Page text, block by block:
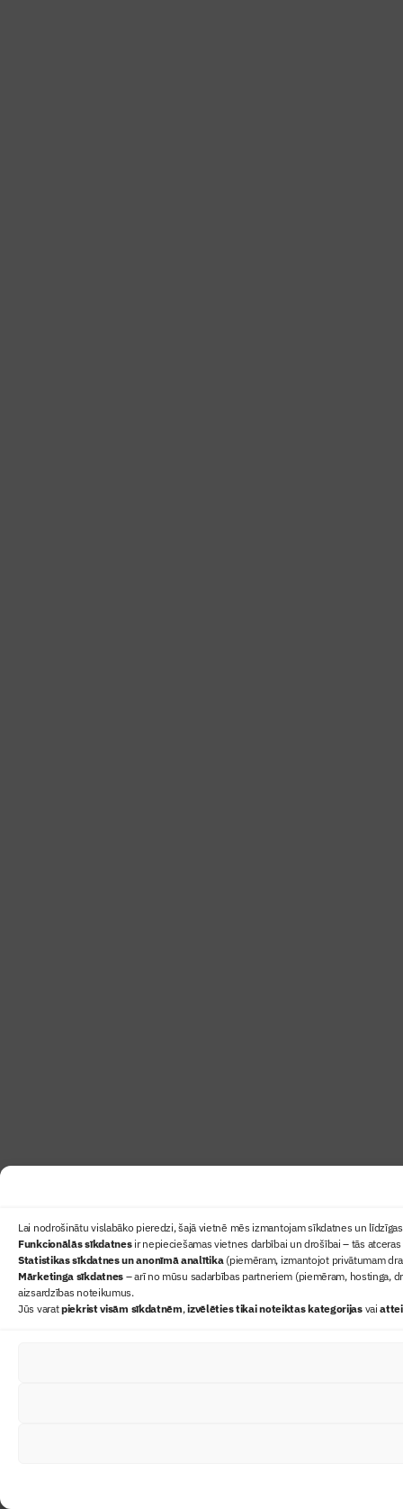
Lai nodrošinātu vislabāko pieredzi, šajā vietnē mēs izmantojam sīkdatnes un
Funkcionālās sīkdatnesir nepieciešamas vietnes darbībai un drošībai – tās
Statistikas sīkdatnes un anonīmā analītika(piemēram, izmantojot privātumam
Mārketinga sīkdatnes – arī no mūsu sadarbības partneriem (piemēram, hostinga,
aizsardzības noteikumus.
Jūs varatpiekrist visām sīkdatnēm,izvēlēties tikai noteiktas kategorijasvai